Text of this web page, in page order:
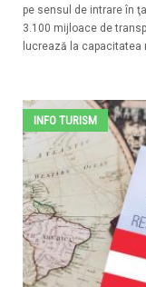
pe sensul de intrare în
3.100 mijloace de
lucrează la
INFO TURISM